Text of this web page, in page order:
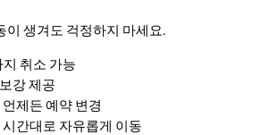
이 생겨도 걱정하지 마세요.
취소 가능
강 제공
제든 예약 변경
간대로 자유롭게 이동